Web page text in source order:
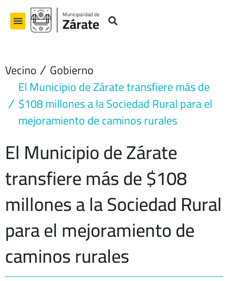
contenido
Vecino Gobierno
El Municipio de Zárate transfiere más de
$108 millones a la Sociedad Rural para el
mejoramiento de caminos rurales
El Municipio de Zárate
transfiere más de $108
millones a la Sociedad Rural
para el mejoramiento de
caminos rurales